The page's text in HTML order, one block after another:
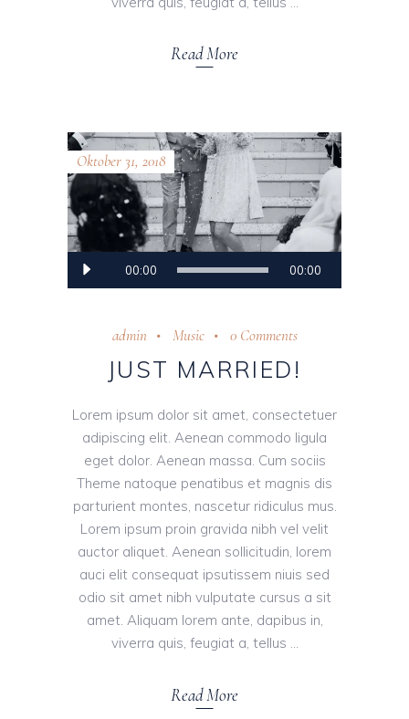
Read More
Oktober 31, 2018
Audio-
Player
00:00 00:00
admin Music 0 Comments
JUST MARRIED!
Lorem ipsum dolor sit amet, consectetuer
adipiscing elit. Aenean commodo ligula
eget dolor. Aenean massa. Cum sociis
Theme natoque penatibus et magnis dis
parturient montes, nascetur ridiculus mus.
Lorem ipsum proin gravida nibh vel velit
auctor aliquet. Aenean sollicitudin, lorem
auci elit consequat ipsutissem niuis sed
odio sit amet nibh vulputate cursus a sit
amet. Aliquam lorem ante, dapibus in,
viverra quis, feugiat a, tellus
Read More